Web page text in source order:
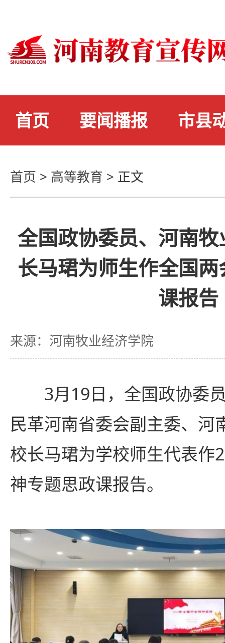
首页 要闻播报 市县
首页 > 高等教育 > 正文
全国政协委员、河南
长马珺为师生作全国
课报告
来源：河南牧业经济学院
3月19日，全国政协委
民革河南省委会副主委、河
校长马珺为学校师生代表作
神专题思政课报告。